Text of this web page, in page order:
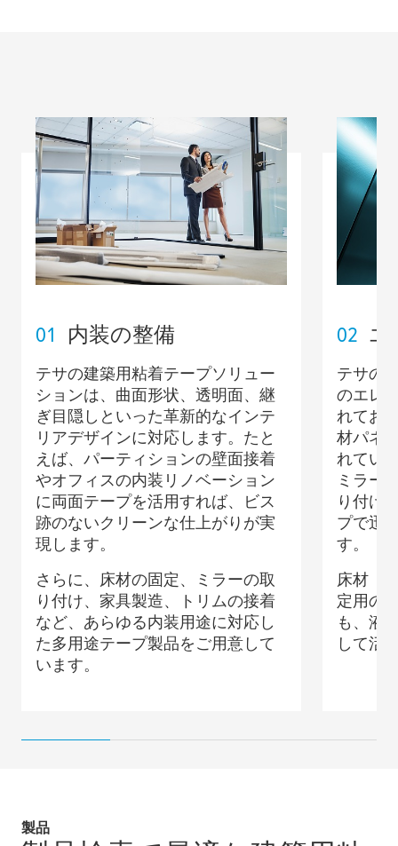
01 内装の整備
テサの建築用粘着テープソリュー
ションは、曲面形状、透明面、継
ぎ目隠しといった革新的なインテ
リアデザインに対応します。たと
えば、パーティションの壁面接着
やオフィスの内装リノベーション
に両面テープを活用すれば、ビス
跡のないクリーンな仕上がりが実
現します。
さらに、床材の固定、ミラーの取
り付け、家具製造、トリムの接着
など、あらゆる内装用途に対応し
た多用途テープ製品をご用意して
います。
02 エ
テサの
のエレ
れてお
材パネ
れてい
ミラー
り付け
プで迅
す。
床材（
定用の
も、液
して活
製品